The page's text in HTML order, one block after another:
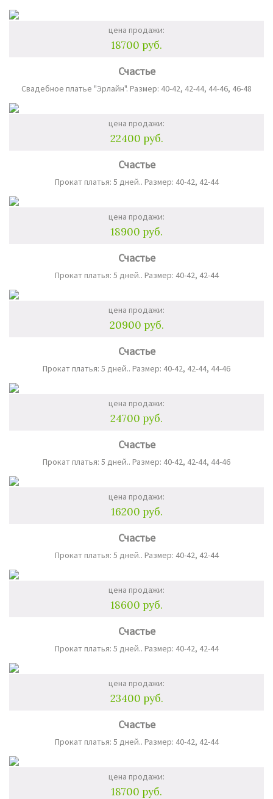
цена продажи:
18700 руб.
Счастье
Свадебное платье "Эрлайн". Размер: 40-42, 42-44, 44-46, 46-48
цена продажи:
22400 руб.
Счастье
Прокат платья: 5 дней.. Размер: 40-42, 42-44
цена продажи:
18900 руб.
Счастье
Прокат платья: 5 дней.. Размер: 40-42, 42-44
цена продажи:
20900 руб.
Счастье
Прокат платья: 5 дней.. Размер: 40-42, 42-44, 44-46
цена продажи:
24700 руб.
Счастье
Прокат платья: 5 дней.. Размер: 40-42, 42-44, 44-46
цена продажи:
16200 руб.
Счастье
Прокат платья: 5 дней.. Размер: 40-42, 42-44
цена продажи:
18600 руб.
Счастье
Прокат платья: 5 дней.. Размер: 40-42, 42-44
цена продажи:
23400 руб.
Счастье
Прокат платья: 5 дней.. Размер: 40-42, 42-44
цена продажи:
18700 руб.